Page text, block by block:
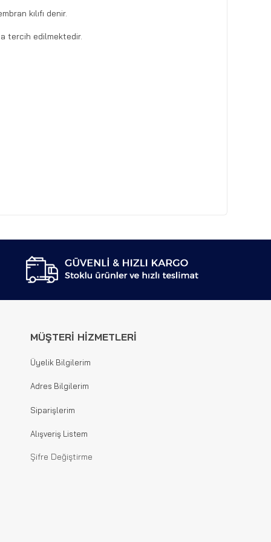
kılıfı denir.
tercih edilmektedir.
MÜŞTERİ HİZMETLERİ
Üyelik Bilgilerim
Adres Bilgilerim
Siparişlerim
Alışveriş Listem
Şifre Değiştirme